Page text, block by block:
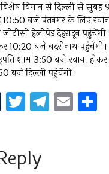
विशेष विमान से दिल्ली से
बजे पंतनगर के लिए
हेलीपेड देहरादून
10:20 बजे बदरीनाथ
शाम 3:50 बजे रवाना
बजे दिल्ली पहुंचेंगी।
T
u
bl
T
wi
er
T
el
E
m